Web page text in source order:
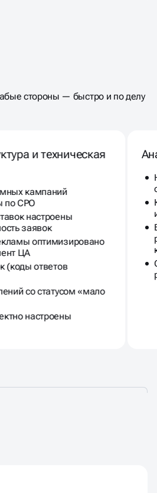
АУДИТ
стороны — быстро и по делу
и техническая
кампаний
CPO
настроены
заявок
оптимизировано
ЦА
(коды ответов
со статусом «мало
настроены